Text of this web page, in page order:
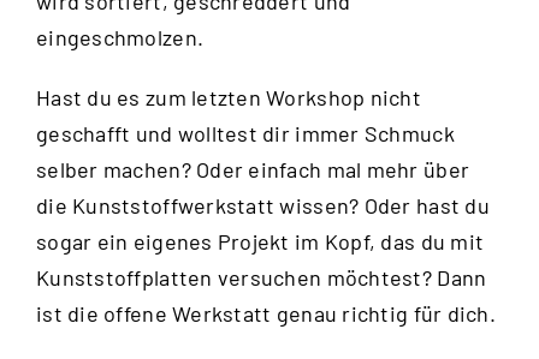
eingeschmolzen.
Hast du es zum letzten Workshop nicht
geschafft und wolltest dir immer Schmuck
selber machen? Oder einfach mal mehr über
die Kunststoffwerkstatt wissen? Oder hast du
sogar ein eigenes Projekt im Kopf, das du mit
Kunststoffplatten versuchen möchtest? Dann
ist die offene Werkstatt genau richtig für dich.